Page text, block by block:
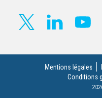
Mentions légales
Conditions